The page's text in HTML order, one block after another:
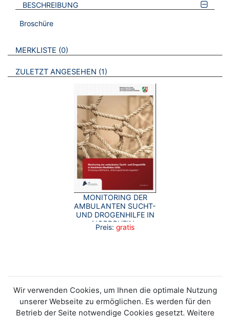
BESCHREIBUNG
Broschüre
VERWEISE AUF VERMERKTE- ODER ZULETZT ANGESEHENE
MERKLISTE 0 BROSCHÜREN
ZULETZT ANGESEHEN 1 BROSCHÜREN
MONITORING DER
AMBULANTEN SUCHT-
UND DROGENHILFE IN
NORDRHEIN-
WESTFALEN 2016.
Preis: gratis
Wir verwenden Cookies, um Ihnen die optimale Nutzung
unserer Webseite zu ermöglichen. Es werden für den
Betrieb der Seite notwendige Cookies gesetzt. Weitere